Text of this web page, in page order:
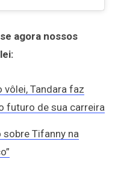
agora nossos
Tandara faz
futuro de sua carreira
sobre Tifanny na